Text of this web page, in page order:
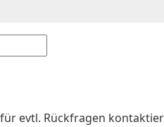
evtl. Rückfragen